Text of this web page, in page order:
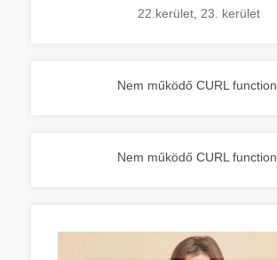
22.kerület 23. kerület
Nem működő CURL function.
Nem működő CURL function.